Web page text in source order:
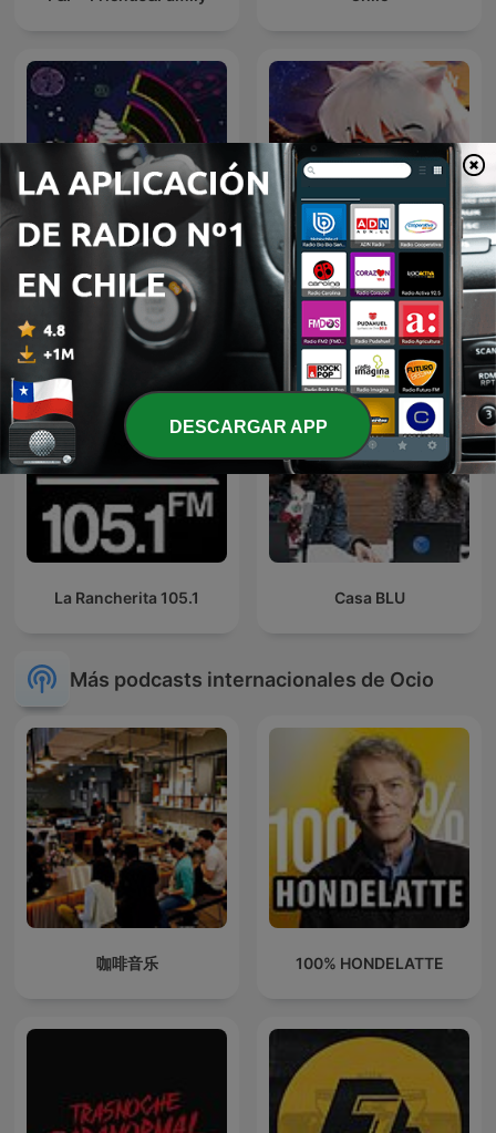
Pudim FM Anime
La Rancherita 105.1 Casa BLU
Más podcasts internacionales de Ocio
咖啡音乐 100% HONDELATTE
DESCARGAR APP